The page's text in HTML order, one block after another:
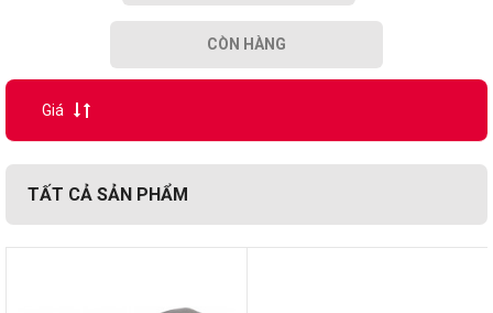
CÒN HÀNG
Giá
TẤT CẢ SẢN PHẨM